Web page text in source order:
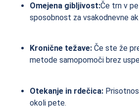
Omejena gibljivost:Če trn v
sposobnost za vsakodnevne
Kronične težave: Če ste že
metode samopomoči brez
Otekanje in rdečica:
okoli pete.